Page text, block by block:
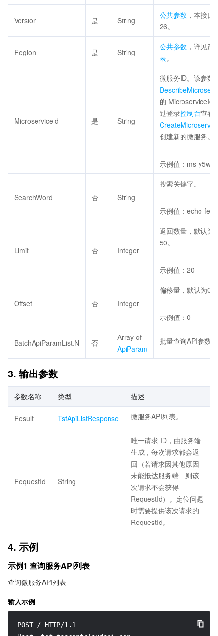
Version 是 String
公共参数 ，本接
26。
Region 是 String
公共参数 ，详见
表。
MicroserviceId 是 String
微服务ID。该参数
的 MicroserviceId
过登录控制台查看
创建新的微服务。
示例值：ms-
SearchWord 否 String
搜索关键字。
示例值：echo-
Limit 否 Integer
返回数量，默认为
50。
示例值：20
Offset 否 Integer
偏移量，默认为0。
示例值：0
BatchApiParamList.N 否
Array of
ApiParam
批量查询API参数
3. 输出参数
参数名称 类型 描述
Result TsfApiListResponse 微服务API列表。
RequestId String
唯一请求 ID，由服务端
生成，每次请求都会返
回（若请求因其他原因
未能抵达服务端，则该
次请求不会获得
RequestId）。定位问题
时需要提供该次请求的
RequestId。
4. 示例
示例1 查询服务API列表
查询微服务API列表
输入示例
POST / HTTP/1.1